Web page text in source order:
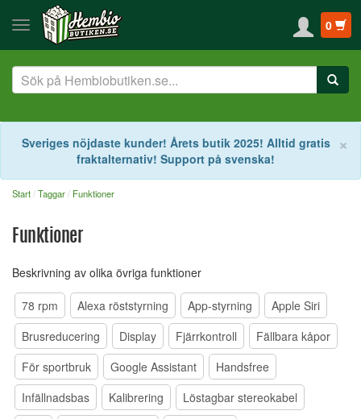
0
×
Sveriges nöjdaste kunder! Årets butik 2025! Alltid gratis
fraktalternativ! Support på svenska!
Start Taggar Funktioner
Funktioner
Beskrivning av olika övriga funktioner
78 rpm Alexa röststyrning App-styrning
Apple Siri
Brusreducering
Display Fjärrkontroll
Fällbara kåpor
För sportbruk
Google Assistant
Handsfree
Infällnadsbas
Kalibrering
Löstagbar stereokabel